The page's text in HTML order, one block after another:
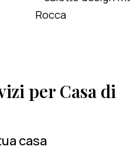
per Casa di
casa